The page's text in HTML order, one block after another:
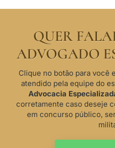
QUER
ADVOGADO
Clique no botão para você
atendido pela equipe do
Advocacia
corretamente caso deseje
em concurso público,